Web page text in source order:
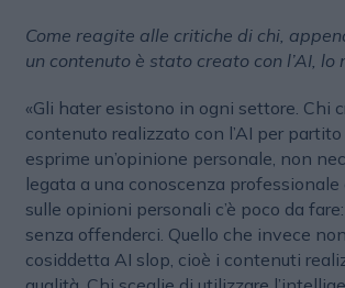
Come reagite alle critiche di chi,
un contenuto è stato creato con l’AI, lo
«Gli hater esistono in ogni settore. Chi
contenuto realizzato con l’AI per
esprime un’opinione personale, non
legata a una conoscenza professionale
sulle opinioni personali c’è poco da
senza offenderci. Quello che invece
cosiddetta AI slop, cioè i contenuti